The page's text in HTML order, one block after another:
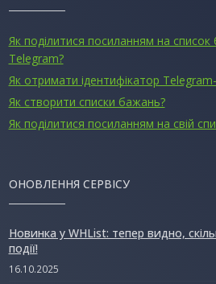
Як поділитися посиланням на список
Telegram?
Як отримати ідентифікатор
Як створити списки бажань?
Як поділитися посиланням на свій
ОНОВЛЕННЯ СЕРВІСУ
Новинка у WHList: тепер видно,
події!
16.10.2025